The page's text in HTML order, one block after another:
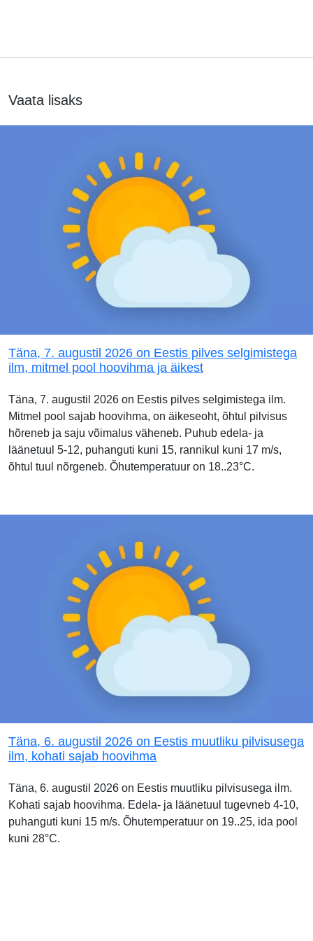
Vaata lisaks
Täna, 7. augustil 2026 on Eestis pilves selgimistega
ilm, mitmel pool hoovihma ja äikest
Täna, 7. augustil 2026 on Eestis pilves selgimistega ilm.
Mitmel pool sajab hoovihma, on äikeseoht, õhtul pilvisus
hõreneb ja saju võimalus väheneb. Puhub edela- ja
läänetuul 5-12, puhanguti kuni 15, rannikul kuni 17 m/s,
õhtul tuul nõrgeneb. Õhutemperatuur on 18..23°C.
Täna, 6. augustil 2026 on Eestis muutliku pilvisusega
ilm, kohati sajab hoovihma
Täna, 6. augustil 2026 on Eestis muutliku pilvisusega ilm.
Kohati sajab hoovihma. Edela- ja läänetuul tugevneb 4-10,
puhanguti kuni 15 m/s. Õhutemperatuur on 19..25, ida pool
kuni 28°C.